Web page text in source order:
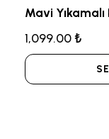
Mavi
1,099.00 ₺